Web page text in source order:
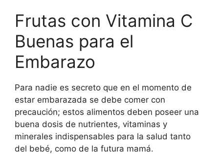
Frutas con Vitamina C
Buenas para el
Embarazo
Para nadie es secreto que en el momento de
estar embarazada se debe comer con
precaución; estos alimentos deben poseer una
buena dosis de nutrientes, vitaminas y
minerales indispensables para la salud tanto
del bebé, como de la futura mamá.